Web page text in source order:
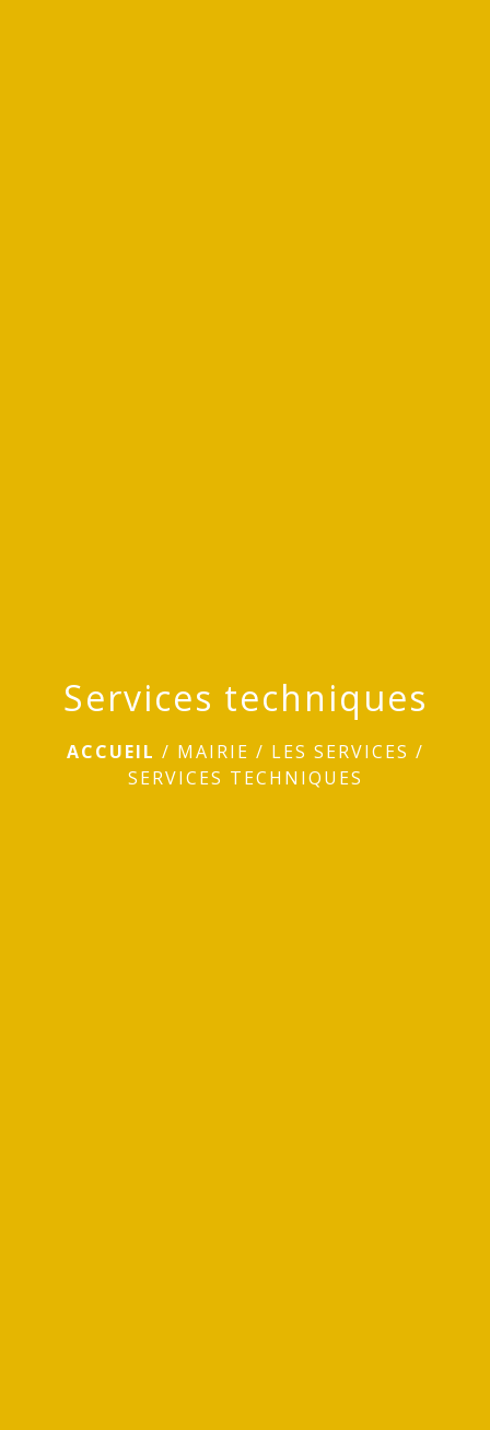
Services techniques
ACCUEIL / MAIRIE / LES SERVICES /
SERVICES TECHNIQUES